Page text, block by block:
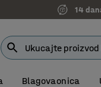
14
Blagovaonica